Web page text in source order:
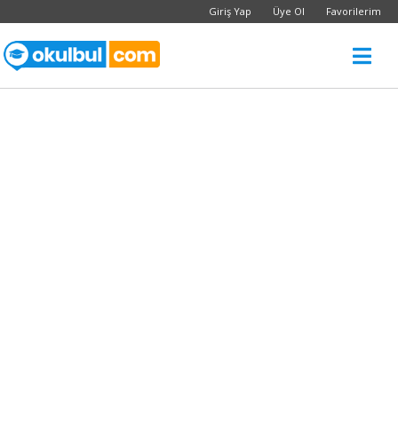
Giriş Yap Üye Ol Favorilerim